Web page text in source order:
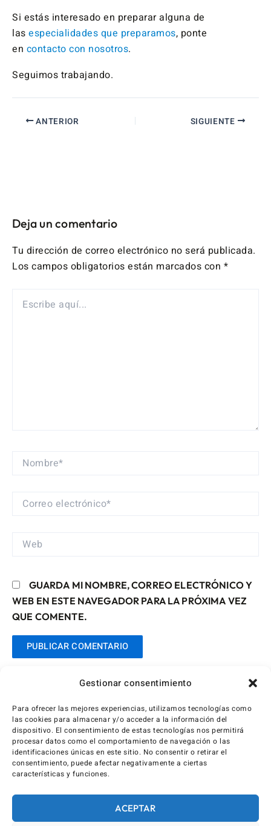
Gestionar consentimiento
Para ofrecer las mejores experiencias, utilizamos tecnologías como
las cookies para almacenar y/o acceder a la información del
dispositivo. El consentimiento de estas tecnologías nos permitirá
procesar datos como el comportamiento de navegación o las
identificaciones únicas en este sitio. No consentir o retirar el
consentimiento, puede afectar negativamente a ciertas
características y funciones.
ACEPTAR
Si estás interesado en preparar alguna de
las especialidades que preparamos, ponte
en contacto con nosotros.
Seguimos trabajando.
ANTERIOR SIGUIENTE
Deja un comentario
Tu dirección de correo electrónico no será publicada.
Los campos obligatorios están marcados con *
AQUÍ...
NOMBRE*
CORREO
WEB
GUARDA MI NOMBRE, CORREO ELECTRÓNICO Y
WEB EN ESTE NAVEGADOR PARA LA PRÓXIMA VEZ
QUE COMENTE.